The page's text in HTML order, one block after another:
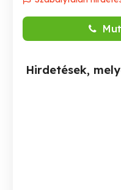
Hirdetések,